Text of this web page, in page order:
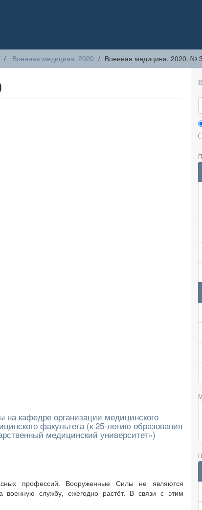
Военная медицина. 2020 Военная медицина. 2020. №
на кафедре организации медицинского
факультета (к 25-летию образования
медицинский университет»)
профессий. Вооруженные Силы не являются
военную службу, ежегодно растёт. В связи с этим